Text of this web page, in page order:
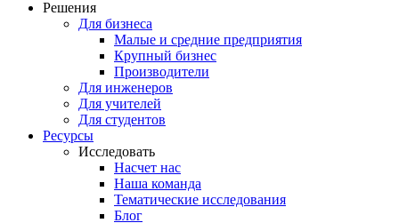
Решения
Для бизнеса
Малые и средние предприятия
Крупный бизнес
Производители
Для инженеров
Для учителей
Для студентов
Ресурсы
Исследовать
Насчет нас
Наша команда
Тематические исследования
Блог